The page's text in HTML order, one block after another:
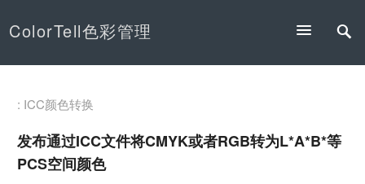
ColorTell色彩管理
: ICC颜色转换
发布通过iCC文件将CMYK或者RGB转为L*a*b*等
PCS空间颜色